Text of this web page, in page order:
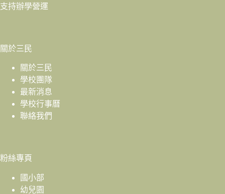
支持辦學營運
關於三民
關於三民
學校團隊
最新消息
學校行事曆
聯絡我們
粉絲專頁
國小部
幼兒園